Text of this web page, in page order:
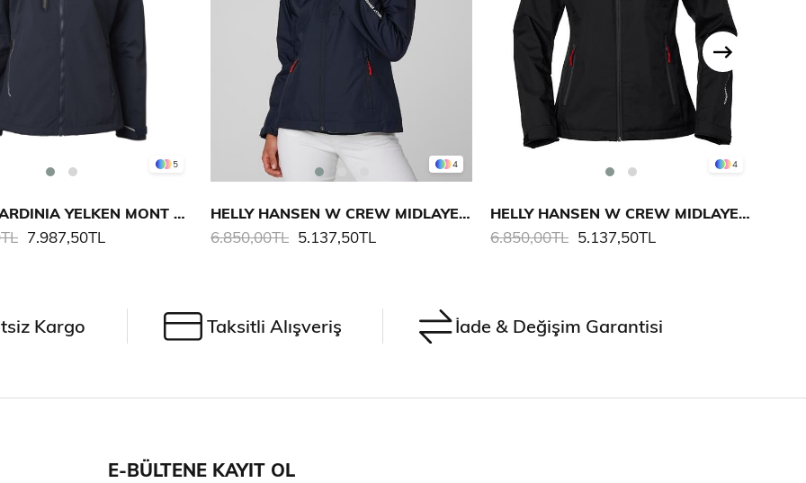
5
MUSTO SARDINIA YELKEN MONT 2.0 KADIN
7.987,50TL
4
HELLY HANSEN W CREW MIDLAYER POLARLI MONT
5.137,50TL
6.850,00TL
4
HELLY HANSEN W CREW MIDLAYER POLARLI MONT
5.137,50TL
6.850,00TL
Kargo Taksitli Alışveriş İade & Değişim Garantisi
E-BÜLTENE KAYIT OL